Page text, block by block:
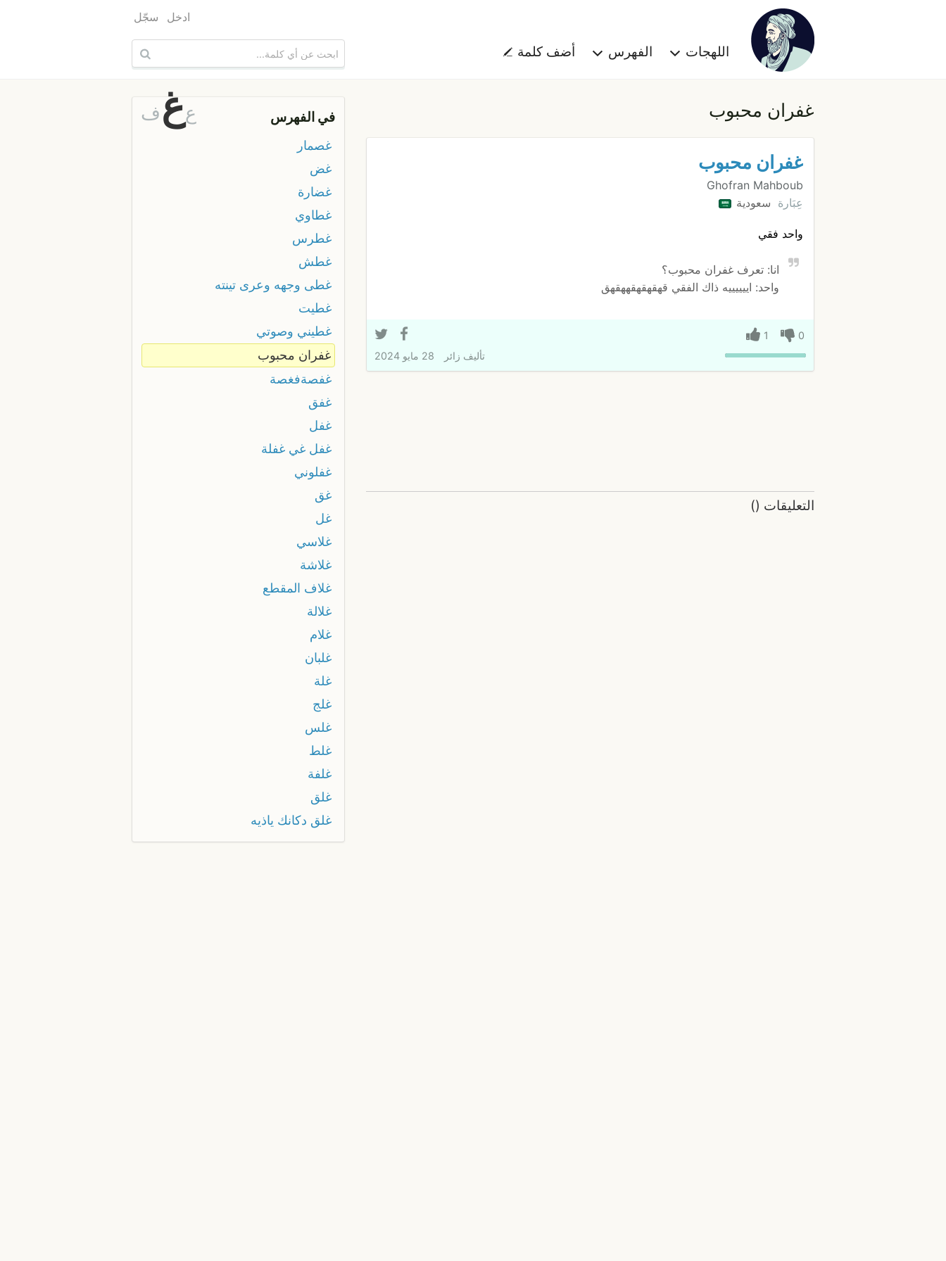
اللهجات الفهرس أضف كلمة
ادخل سجّل
غفران محبوب
غفران محبوب
Ghofran Mahboub
عِبَارة سعودية
واحد فقي
انا: تعرف غفران محبوب؟
واحد: اييييييه ذاك الفقي قهقهقهقههقهق
0
1
تأليف زائر 28 مايو 2024
التعليقات (
)
في الفهرس عغف
غصمار
غض
غضارة
غطاوي
غطرس
غطش
غطى وجهه وعرى تينته
غطيت
غطيني وصوتي
غفران محبوب
غفصةفغصة
غفق
غفل
غفل غي غفلة
غفلوني
غق
غل
غلاسي
غلاشة
غلاف المقطع
غلالة
غلام
غلبان
غلة
غلج
غلس
غلط
غلفة
غلق
غلق دكانك ياذيه